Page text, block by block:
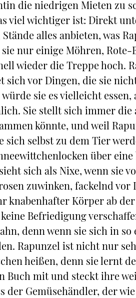
die niedrigen Mieten zu
viel wichtiger ist: Direkt
alles anbieten, was
nur einige Möhren,
wieder die Treppe hoch.
vor Dingen, die sie
sie es vielleicht
Sie stellt sich immer
könnte, und weil
selbst zu dem Tier
über
sich als Nixe, wenn sie
zuwinken, fackelnd
knabenhafter Körper ab
Befriedigung
denn wenn sie sich in
Rapunzel ist nicht nur
heißen, denn sie lernt
mit und steckt ihre
der Gemüsehändler, der